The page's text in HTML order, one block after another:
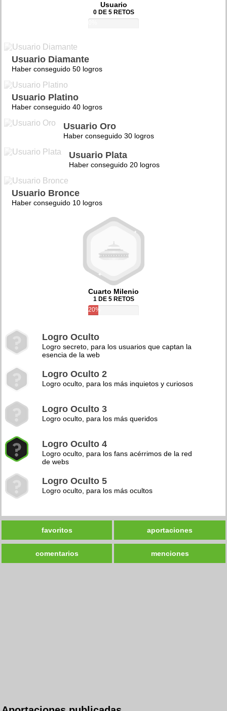
Usuario
0 DE 5 RETOS
Usuario Diamante
Haber conseguido 50 logros
Usuario Platino
Haber conseguido 40 logros
Usuario Oro
Haber conseguido 30 logros
Usuario Plata
Haber conseguido 20 logros
Usuario Bronce
Haber conseguido 10 logros
Cuarto Milenio
1 DE 5 RETOS
20%
Logro Oculto
Logro secreto, para los usuarios que captan la
esencia de la web
Logro Oculto 2
Logro oculto, para los más inquietos y curiosos
Logro Oculto 3
Logro oculto, para los más queridos
Logro Oculto 4
Logro oculto, para los fans acérrimos de la red
de webs
Logro Oculto 5
Logro oculto, para los más ocultos
favoritos aportaciones
comentarios menciones